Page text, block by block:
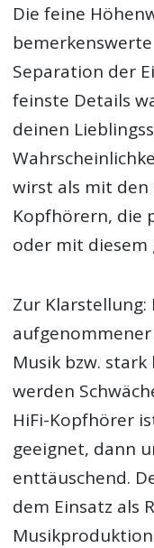
Die feine
Separation der
feinste Details
deinen
wirst als mit
Kopfhörern, die
oder mit diesem
Zur Klarstellung:
Musik bzw.
werden
HiFi-Kopfhörer
geeignet, dann
enttäuschend.
dem Einsatz als